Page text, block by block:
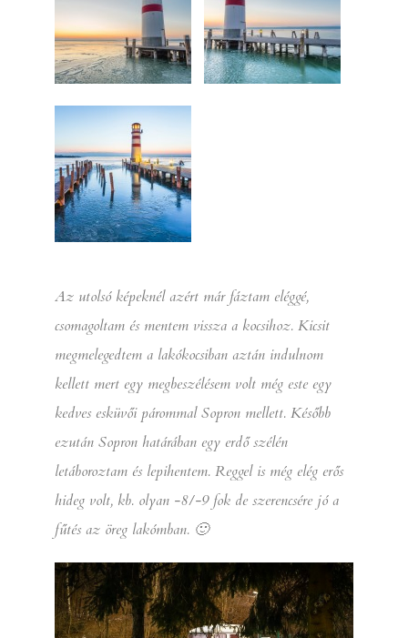
Az utolsó képeknél azért már fáztam eléggé,
csomagoltam és mentem vissza a kocsihoz. Kicsit
megmelegedtem a lakókocsiban aztán indulnom
kellett mert egy megbeszélésem volt még este egy
kedves esküvői párommal Sopron mellett. Később
ezután Sopron határában egy erdő szélén
letáboroztam és lepihentem. Reggel is még elég erős
hideg volt, kb. olyan -8/-9 fok de szerencsére jó a
fűtés az öreg lakómban. 🙂